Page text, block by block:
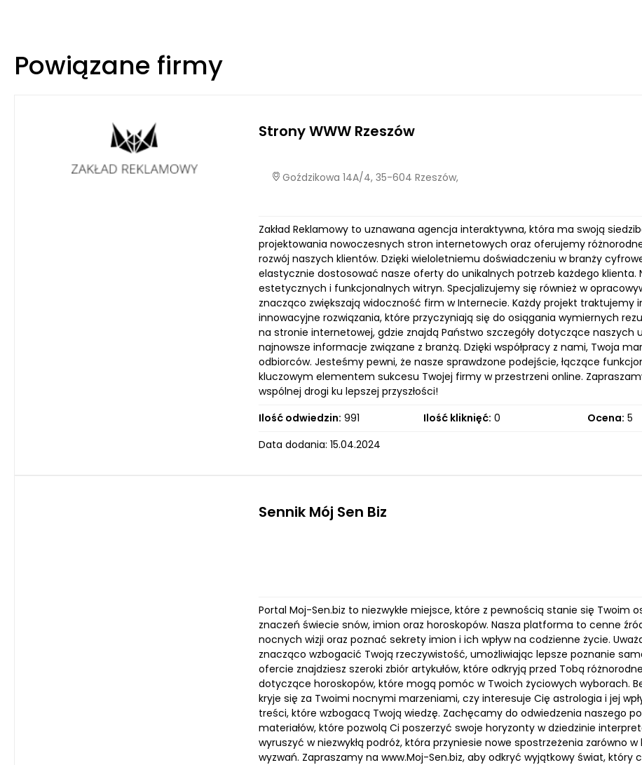
Powiązane firmy
Strony WWW Rzeszów
Goździkowa 14A/4, 35-604 Rzeszów,
Zakład Reklamowy to uznawana agencja interaktywna, która ma swoją
projektowania nowoczesnych stron internetowych oraz oferujemy
rozwój naszych klientów. Dzięki wieloletniemu doświadczeniu w branży
elastycznie dostosować nasze oferty do unikalnych potrzeb każdego klienta.
estetycznych i funkcjonalnych witryn. Specjalizujemy się również w
znacząco zwiększają widoczność firm w Internecie. Każdy projekt
innowacyjne rozwiązania, które przyczyniają się do osiągania wymiernych
na stronie internetowej, gdzie znajdą Państwo szczegóły dotyczące naszych
najnowsze informacje związane z branżą. Dzięki współpracy z nami, Twoja
odbiorców. Jesteśmy pewni, że nasze sprawdzone podejście, łączące
kluczowym elementem sukcesu Twojej firmy w przestrzeni online.
wspólnej drogi ku lepszej przyszłości!
Ilość odwiedzin: 991 Ilość kliknięć: 0 Ocena: 5
Data dodania: 15.04.2024
Sennik Mój Sen Biz
Portal Moj-Sen.biz to niezwykłe miejsce, które z pewnością stanie się Twoim
znaczeń świecie snów, imion oraz horoskopów. Nasza platforma to cenne
nocnych wizji oraz poznać sekrety imion i ich wpływ na codzienne życie.
znacząco wzbogacić Twoją rzeczywistość, umożliwiając lepsze poznanie
ofercie znajdziesz szeroki zbiór artykułów, które odkryją przed Tobą
dotyczące horoskopów, które mogą pomóc w Twoich życiowych wyborach.
kryje się za Twoimi nocnymi marzeniami, czy interesuje Cię astrologia i jej
treści, które wzbogacą Twoją wiedzę. Zachęcamy do odwiedzenia naszego
materiałów, które pozwolą Ci poszerzyć swoje horyzonty w dziedzinie
wyruszyć w niezwykłą podróż, która przyniesie nowe spostrzeżenia zarówno
wyzwań. Zapraszamy na www.Moj-Sen.biz, aby odkryć wyjątkowy świat, który